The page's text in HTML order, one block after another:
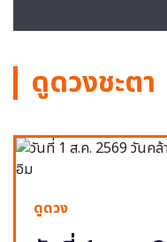
ดูดวงชะตา
ดูดวง